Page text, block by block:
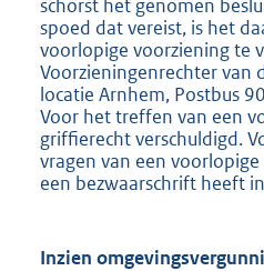
schorst het genomen
spoed dat vereist, is het
voorlopige voorziening te
Voorzieningenrechter van
locatie Arnhem, Postbus
Voor het treffen van een
griffierecht verschuldigd.
vragen van een
een bezwaarschrift heeft
Inzien